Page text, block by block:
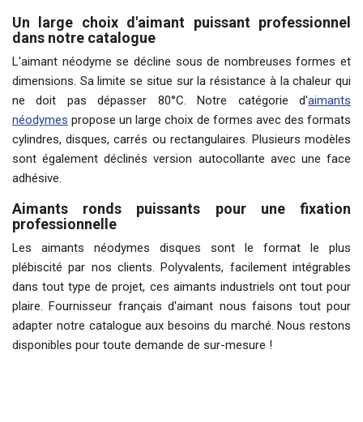
Un large choix d'aimant puissant professionnel
dans notre catalogue
L'aimant néodyme se décline sous de nombreuses formes et
dimensions. Sa limite se situe sur la résistance à la chaleur qui
ne doit pas dépasser 80°C. Notre catégorie d'aimants
néodymes propose un large choix de formes avec des formats
cylindres, disques, carrés ou rectangulaires. Plusieurs modèles
sont également déclinés version autocollante avec une face
adhésive.
Aimants ronds puissants pour une fixation
professionnelle
Les aimants néodymes disques sont le format le plus
plébiscité par nos clients. Polyvalents, facilement intégrables
dans tout type de projet, ces aimants industriels ont tout pour
plaire.Fournisseur français d'aimant nous faisons tout pour
adapter notre catalogue aux besoins du marché. Nous restons
disponibles pour toute demande de sur-mesure !